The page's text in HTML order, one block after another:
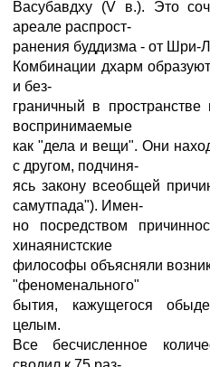
Васубавдху (V в.). Это
ареале распрост-
ранения буддизма - от Шри-
Комбинации дхарм
и без-
граничный в пространстве
воспринимаемые
как "дела и вещи". Они
с другом, подчиня-
ясь закону всеобщей
самутпада"). Имен-
но посредством
хинаянистские
философы объясняли
"феноменального"
бытия, кажущегося
целым.
Все бесчисленное